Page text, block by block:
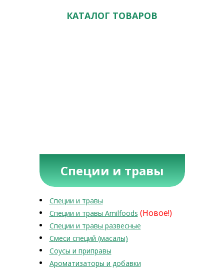
КАТАЛОГ ТОВАРОВ
Специи и травы
Специи и травы
Специи и травы Amilfoods (Новое!)
Специи и травы развесные
Смеси специй (масалы)
Соусы и приправы
Ароматизаторы и добавки